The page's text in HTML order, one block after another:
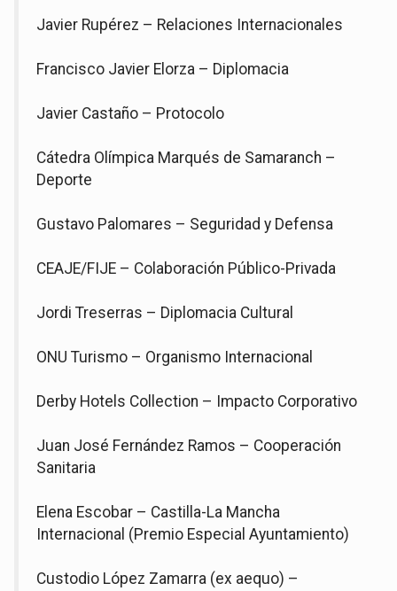
Javier Rupérez – Relaciones Internacionales
Francisco Javier Elorza – Diplomacia
Javier Castaño – Protocolo
Cátedra Olímpica Marqués de Samaranch –
Deporte
Gustavo Palomares – Seguridad y Defensa
CEAJE/FIJE – Colaboración Público-Privada
Jordi Treserras – Diplomacia Cultural
ONU Turismo – Organismo Internacional
Derby Hotels Collection – Impacto Corporativo
Juan José Fernández Ramos – Cooperación
Sanitaria
Elena Escobar – Castilla-La Mancha
Internacional (Premio Especial Ayuntamiento)
Custodio López Zamarra (ex aequo) –